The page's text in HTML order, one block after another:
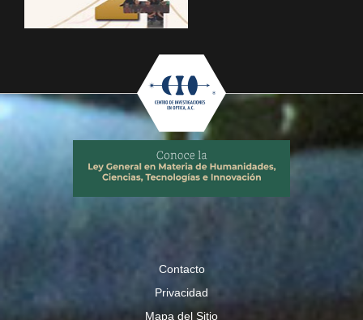
Contacto
Privacidad
Mapa del Sitio